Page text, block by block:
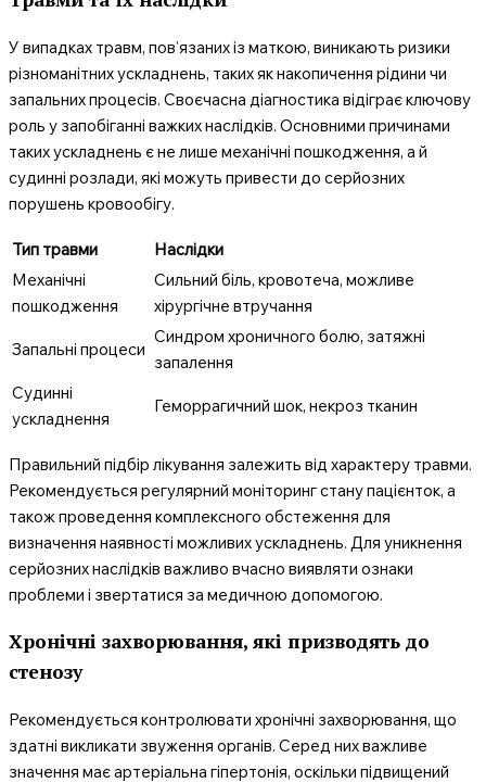
У випадках травм, пов’язаних із маткою, виникають ризики
різноманітних ускладнень, таких як накопичення рідини чи
запальних процесів. Своєчасна діагностика відіграє ключову
роль у запобіганні важких наслідків. Основними причинами
таких ускладнень є не лише механічні пошкодження, а й
судинні розлади, які можуть привести до серйозних
порушень кровообігу.
Тип травми
Наслідки
Механічні
пошкодження
Сильний біль, кровотеча, можливе
хірургічне втручання
Запальні процеси
Синдром хроничного болю, затяжні
запалення
Судинні
ускладнення
Геморрагичний шок, некроз тканин
Правильний підбір лікування залежить від характеру травми.
Рекомендується регулярний моніторинг стану пацієнток, а
також проведення комплексного обстеження для
визначення наявності можливих ускладнень. Для уникнення
серйозних наслідків важливо вчасно виявляти ознаки
проблеми і звертатися за медичною допомогою.
Хронічні захворювання, які призводять до
стенозу
Рекомендується контролювати хронічні захворювання, що
здатні викликати звуження органів. Серед них важливе
значення має артеріальна гіпертонія, оскільки підвищений